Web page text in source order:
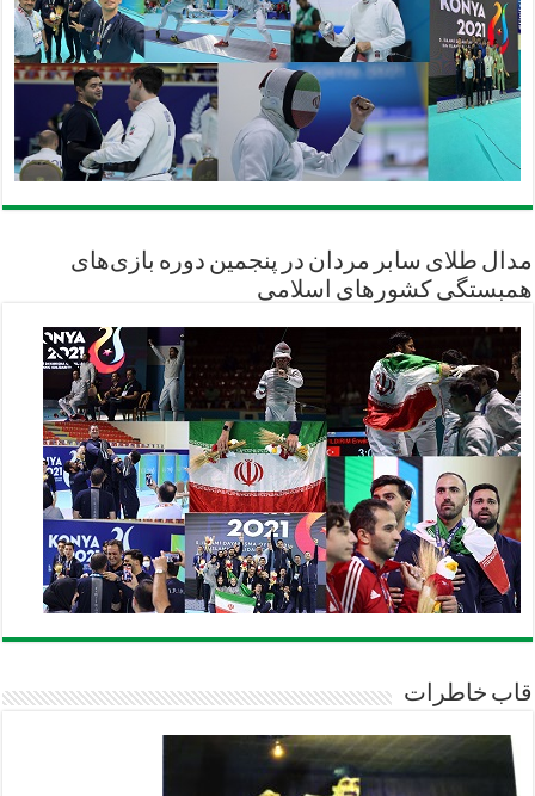
مدال طلای سابر مردان در پنجمین دوره بازی‌های
همبستگی کشورهای اسلامی
قاب خاطرات